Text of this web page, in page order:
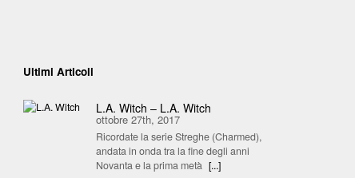
Ultimi Articoli
L.A. Witch – L.A. Witch
ottobre 27th, 2017
Ricordate la serie Streghe (Charmed),
andata in onda tra la fine degli anni
Novanta e la prima metà [...]